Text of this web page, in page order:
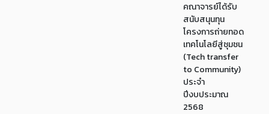
คณาจารย์ได้รับ
สนับสนุนทุน
โครงการถ่ายทอด
เทคโนโลยีสู่ชุมชน
(Tech transfer
to Community)
ประจำ
ปีงบประมาณ
2568